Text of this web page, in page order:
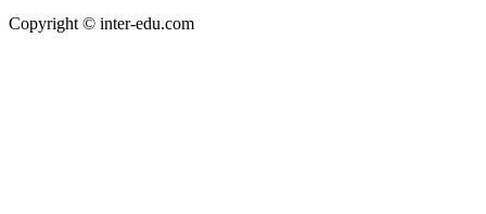
Copyright © inter-edu.com